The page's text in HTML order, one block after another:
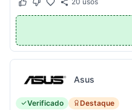
Este cupom funcionou
Este cupom não funcionou
Asus
Verificado Destaque